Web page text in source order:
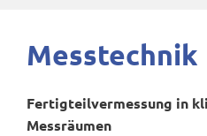
Messtechnik
Fertigteilvermessung in
Messräumen